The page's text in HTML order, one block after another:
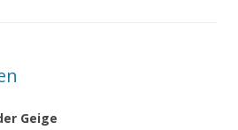
Geige